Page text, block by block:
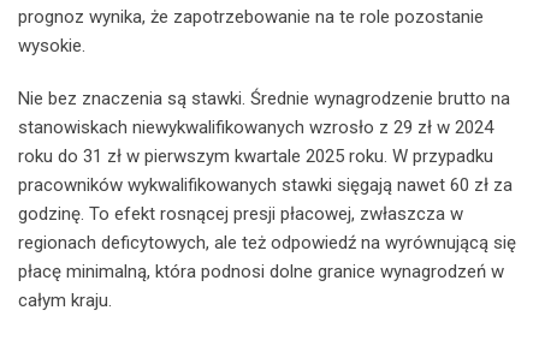
prognoz wynika, że zapotrzebowanie na te role pozostanie
wysokie.
Nie bez znaczenia są stawki. Średnie wynagrodzenie brutto na
stanowiskach niewykwalifikowanych wzrosło z 29 zł w 2024
roku do 31 zł w pierwszym kwartale 2025 roku. W przypadku
pracowników wykwalifikowanych stawki sięgają nawet 60 zł za
godzinę. To efekt rosnącej presji płacowej, zwłaszcza w
regionach deficytowych, ale też odpowiedź na wyrównującą się
płacę minimalną, która podnosi dolne granice wynagrodzeń w
całym kraju.